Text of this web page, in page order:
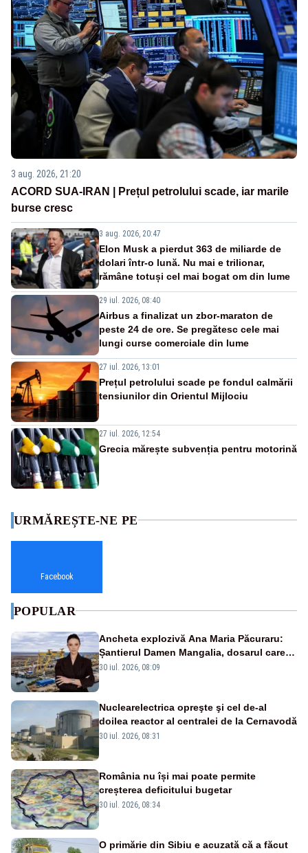
3 aug. 2026, 21:20
ACORD SUA-IRAN | Prețul petrolului scade, iar marile
burse cresc
3 aug. 2026, 20:47
Elon Musk a pierdut 363 de miliarde de
dolari într-o lună. Nu mai e trilionar,
rămâne totuși cel mai bogat om din lume
29 iul. 2026, 08:40
Airbus a finalizat un zbor-maraton de
peste 24 de ore. Se pregătesc cele mai
lungi curse comerciale din lume
27 iul. 2026, 13:01
Prețul petrolului scade pe fondul calmării
tensiunilor din Orientul Mijlociu
27 iul. 2026, 12:54
Grecia mărește subvenția pentru motorină
URMĂREȘTE-NE PE
Facebook
POPULAR
Ancheta explozivă Ana Maria Păcuraru:
Șantierul Damen Mangalia, dosarul care
scufundă apărarea României
30 iul. 2026, 08:09
Nuclearelectrica opreşte şi cel de-al
doilea reactor al centralei de la Cernavodă
30 iul. 2026, 08:31
România nu își mai poate permite
creșterea deficitului bugetar
30 iul. 2026, 08:34
O primărie din Sibiu e acuzată că a făcut